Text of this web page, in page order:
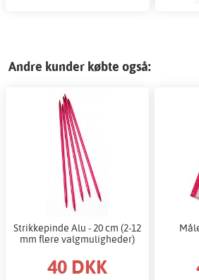
Andre kunder købte også:
Strikkepinde Alu - 20 cm (2-12
mm flere valgmuligheder)
40 DKK